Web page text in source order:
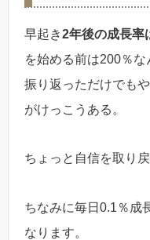
早起き2年後の成長率
を始める前は200％
振り返っただけでも
がけっこうある。
ちょっと自信を取り戻
ちなみに毎日0.1％成
なります。